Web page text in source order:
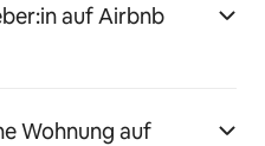
auf Airbnb
Wohnung auf